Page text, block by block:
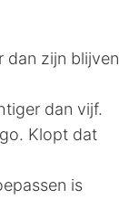
dan zijn blijven
dan vijf.
Klopt dat
is